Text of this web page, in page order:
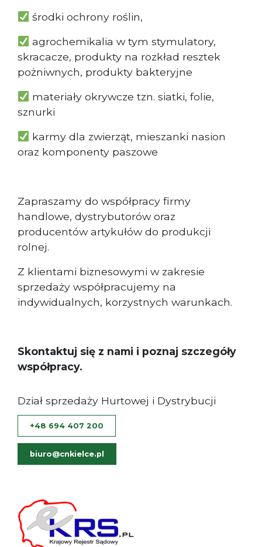
środki ochrony roślin,
agrochemikalia w tym stymulatory,
skracacze, produkty na rozkład resztek
pożniwnych, produkty bakteryjne
materiały okrywcze tzn. siatki, folie,
sznurki
karmy dla zwierząt, mieszanki nasion
oraz komponenty paszowe
Zapraszamy do współpracy firmy
handlowe, dystrybutorów oraz
producentów artykułów do produkcji
rolnej.
Z klientami biznesowymi w zakresie
sprzedaży współpracujemy na
indywidualnych, korzystnych warunkach.
Skontaktuj się z nami i poznaj szczegóły
współpracy.
Dział sprzedaży Hurtowej i Dystrybucji
+48 694 407 200
biuro@cnkielce.pl